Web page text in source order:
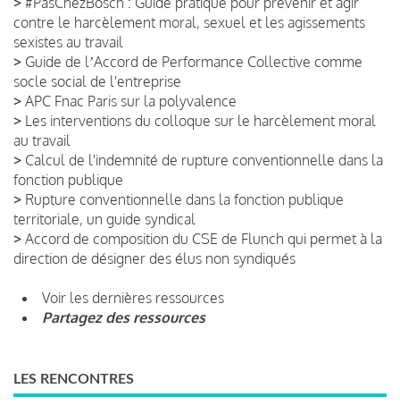
contre le harcèlement moral, sexuel et les agissements
sexistes au travail
> Guide de lʼAccord de Performance Collective comme
socle social de l'entreprise
> APC Fnac Paris sur la polyvalence
> Les interventions du colloque sur le harcèlement moral
au travail
> Calcul de l'indemnité de rupture conventionnelle dans la
fonction publique
> Rupture conventionnelle dans la fonction publique
territoriale, un guide syndical
> Accord de composition du CSE de Flunch qui permet à la
direction de désigner des élus non syndiqués
Voir les dernières ressources
Partagez des ressources
LES RENCONTRES